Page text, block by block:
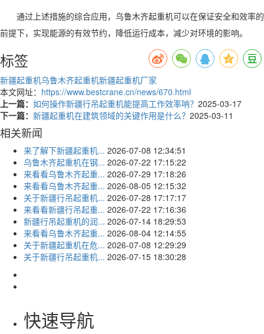
通过上述措施的综合应用， 乌鲁木齐起重机可以在保证安全和效率的
前提下，实现能源的有效节约，降低运行成本，减少对环境的影响。
标签
新疆起重机乌鲁木齐起重机新疆起重机厂家
本文网址： https://www.bestcrane.cn/news/670.html
上一篇： 如何操作新疆行吊起重机能提高工作效率呐？ 2025-03-17
下一篇： 新疆起重机在建筑领域的关键作用是什么？ 2025-03-11
相关新闻
来了解下新疆起重机... 2026-07-08 12:34:51
乌鲁木齐起重机在钢... 2026-07-22 17:15:22
来看看乌鲁木齐起重... 2026-07-29 17:18:26
来看看乌鲁木齐起重... 2026-08-05 12:15:32
关于新疆行吊起重机... 2026-07-28 17:17:17
来看看新疆行吊起重... 2026-07-22 17:16:36
新疆行吊起重机的润... 2026-07-14 18:29:53
来看看乌鲁木齐起重... 2026-08-04 12:14:55
关于新疆起重机在危... 2026-07-08 12:29:29
关于新疆行吊起重机... 2026-07-15 18:30:28
快速导航